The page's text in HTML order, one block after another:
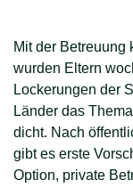
Mit der Betreuung
wurden Eltern
Lockerungen der
Länder das
dicht. Nach
gibt es erste
Option, private